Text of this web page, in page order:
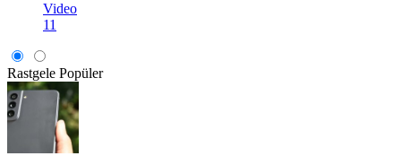
Video
11
Rastgele Popüler